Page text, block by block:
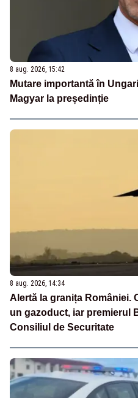
8 aug. 2026, 15:42
Mutare importantă în
Magyar la președinție
8 aug. 2026, 14:34
Alertă la granița României.
un gazoduct, iar premierul
Consiliul de Securitate